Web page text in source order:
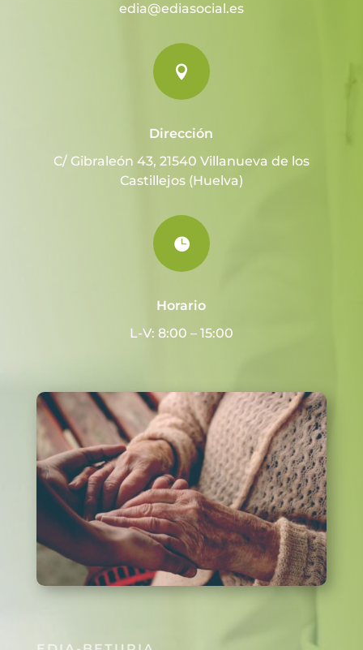
edia@ediasocial.es

Dirección
C/ Gibraleón 43, 21540 Villanueva de los
Castillejos (Huelva)

Horario
L-V: 8:00 – 15:00